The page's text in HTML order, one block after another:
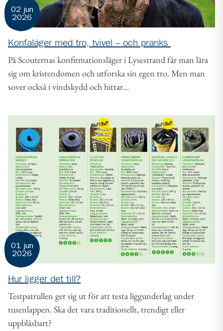
02 jun
2026
Konfaläger med tro, tvivel – och pranks
På Scouternas konfirmationsläger i Lysestrand får man lära
sig om kristendomen och utforska sin egen tro. Men man
sover också i vindskydd och hittar...
01 jun
2026
Hur ligger det till?
Testpatrullen ger sig ut för att testa liggunderlag under
tusenlappen. Ska det vara traditionellt, trendigt eller
uppblåsbart?